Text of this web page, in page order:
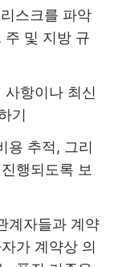
스크를 파악
주 및 지방 규
항이나 최신
기
용 추적, 그리
행되도록 보
계자들과 계약
가 계약상 의